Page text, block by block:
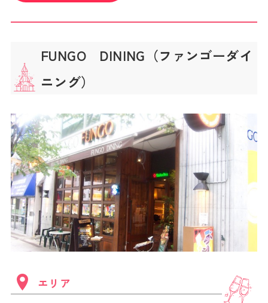
FUNGO DINING（ファンゴーダイ
ニング）
エリア